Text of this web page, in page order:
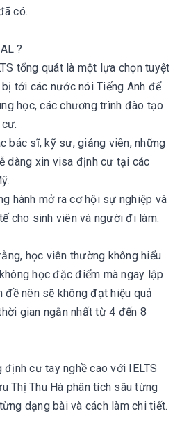
có.
?
tổng quát là một lựa chọn tuyệt
tới các nước nói Tiếng Anh để
học, các chương trình đào tạo
bác sĩ, kỹ sư, giảng viên, những
dàng xin visa định cư tại các
hành mở ra cơ hội sự nghiệp và
cho sinh viên và người đi làm.
học viên thường không hiểu
học đặc điểm mà ngay lập
nên sẽ không đạt hiệu quả
gian ngắn nhất từ 4 đến 8
định cư tay nghề cao với IELTS
Thị Thu Hà phân tích sâu từng
dạng bài và cách làm chi tiết.